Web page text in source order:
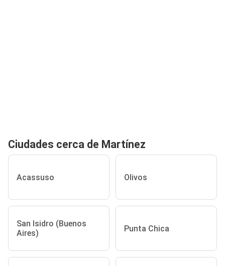
Ciudades cerca de Martínez
Acassuso Olivos
San Isidro (Buenos
Aires)
Punta Chica